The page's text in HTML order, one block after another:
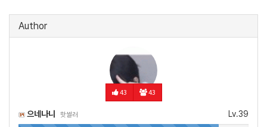
Author
43 43
Lv.39
으네나니 핫썰러